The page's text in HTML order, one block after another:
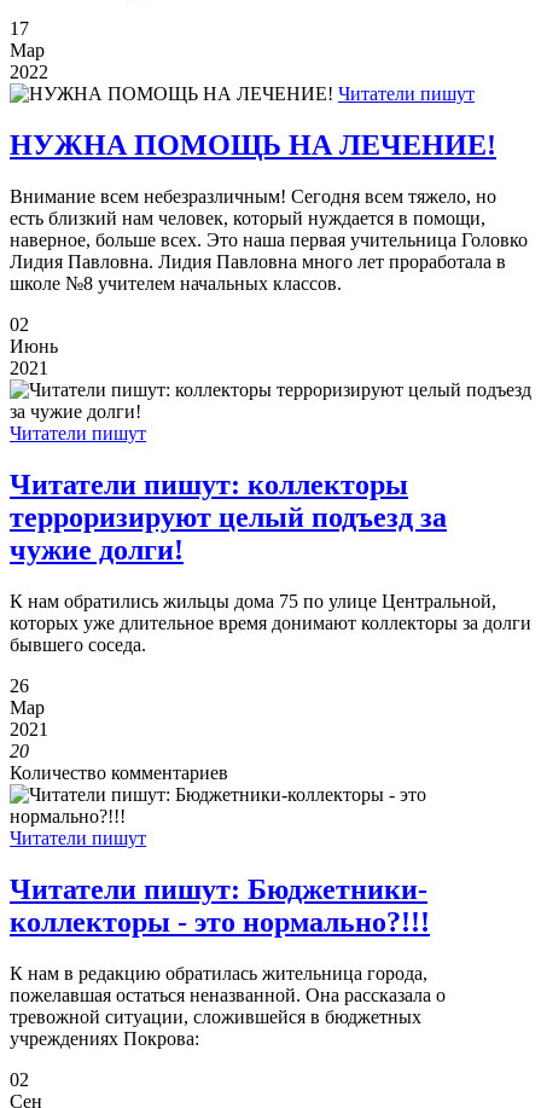
17
Мар
2022
Читатели пишут
НУЖНА ПОМОЩЬ НА ЛЕЧЕНИЕ!
Внимание всем небезразличным! Сегодня всем тяжело, но
есть близкий нам человек, который нуждается в помощи,
наверное, больше всех. Это наша первая учительница Головко
Лидия Павловна. Лидия Павловна много лет проработала в
школе №8 учителем начальных классов.
02
Июнь
2021
Читатели пишут
Читатели пишут: коллекторы
терроризируют целый подъезд за
чужие долги!
К нам обратились жильцы дома 75 по улице Центральной,
которых уже длительное время донимают коллекторы за долги
бывшего соседа.
26
Мар
2021
20
Количество комментариев
Читатели пишут
Читатели пишут: Бюджетники-
коллекторы - это нормально?!!!
К нам в редакцию обратилась жительница города,
пожелавшая остаться неназванной. Она рассказала о
тревожной ситуации, сложившейся в бюджетных
учреждениях Покрова:
02
Сен